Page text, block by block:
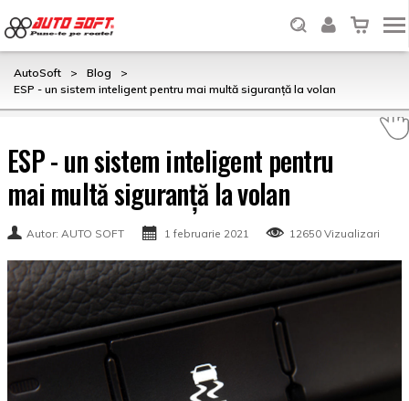
AutoSoft > Blog
>
ESP - un sistem inteligent pentru mai multă siguranță la volan
ESP - un sistem inteligent pentru
mai multă siguranță la volan
Autor: AUTO SOFT 1 februarie 2021 12650 Vizualizari